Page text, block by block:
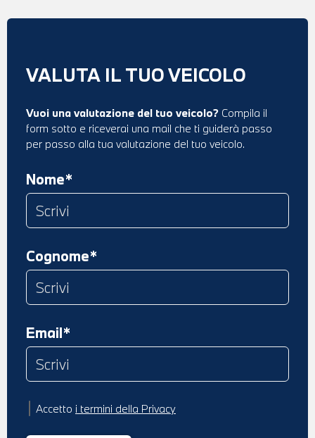
VALUTA IL TUO VEICOLO
Vuoi una valutazione del tuo veicolo? Compila il
form sotto e riceverai una mail che ti guiderà passo
per passo alla tua valutazione del tuo veicolo.
Nome*
Cognome*
Email*
Accetto i termini della Privacy